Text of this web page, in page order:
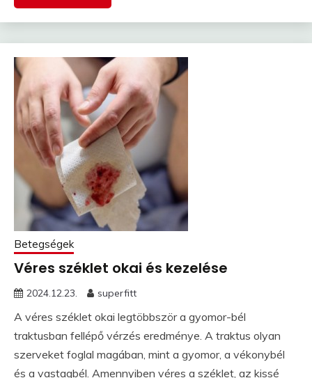
Betegségek
Véres széklet okai és kezelése
2024.12.23. superfitt
A véres széklet okai legtöbbször a gyomor-bél
traktusban fellépő vérzés eredménye. A traktus olyan
szerveket foglal magában, mint a gyomor, a vékonybél
és a vastagbél. Amennyiben véres a széklet, az kissé